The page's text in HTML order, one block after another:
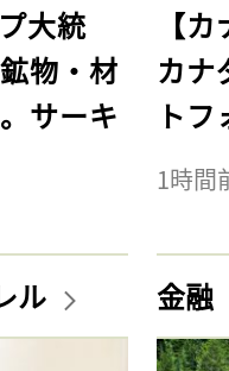
大統
物・材
サーキ
【
カナ
ト
1時間
ル 金融